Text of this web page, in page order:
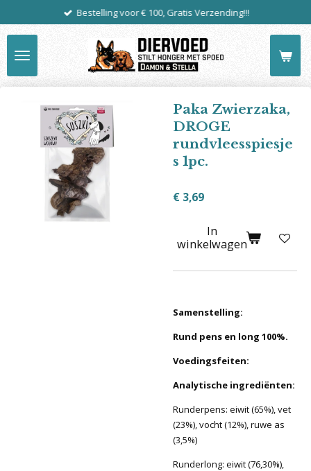
de
hoofdinhoud
Bestelling voor € 100, Gratis Verzending!!!
Paka Zwierzaka,
DROGE
rundvleesspiesje
s 1pc.
€ 3,69
In
winkelwagen
Samenstelling:
Rund pens en long 100%.
Voedingsfeiten:
Analytische ingrediënten:
Runderpens: eiwit (65%), vet
(23%), vocht (12%), ruwe as
(3,5%)
Runderlong: eiwit (76,30%),